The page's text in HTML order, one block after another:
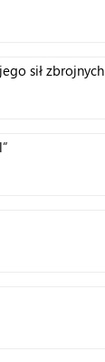
sił zbrojnych